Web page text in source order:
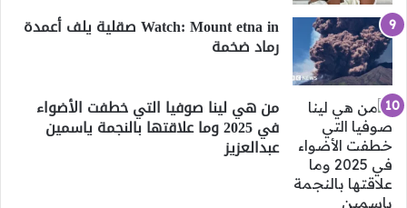
Watch: Mount etna in صقلية يلف أعمدة
رماد ضخمة
من هي لينا صوفيا التي خطفت الأضواء
في 2025 وما علاقتها بالنجمة ياسمين
عبدالعزيز